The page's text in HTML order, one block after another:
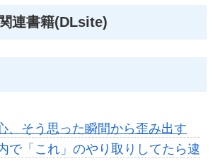
連書籍(DLsite)
、そう思った瞬間から歪み出す
で「これ」のやり取りしてたら逮